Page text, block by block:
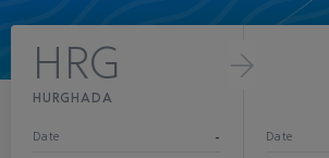
HRG
HURGHADA
Date - Date